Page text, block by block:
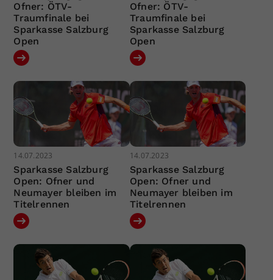
Ofner: ÖTV-
Traumfinale bei
Sparkasse Salzburg
Open
Ofner: ÖTV-
Traumfinale bei
Sparkasse Salzburg
Open
14.07.2023
Sparkasse Salzburg
Open: Ofner und
Neumayer bleiben im
Titelrennen
14.07.2023
Sparkasse Salzburg
Open: Ofner und
Neumayer bleiben im
Titelrennen